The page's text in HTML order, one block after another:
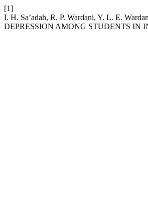
[1]
I. H. Sa’adah, R. P. Wardani, Y. L. E.
DEPRESSION AMONG STUDENTS IN